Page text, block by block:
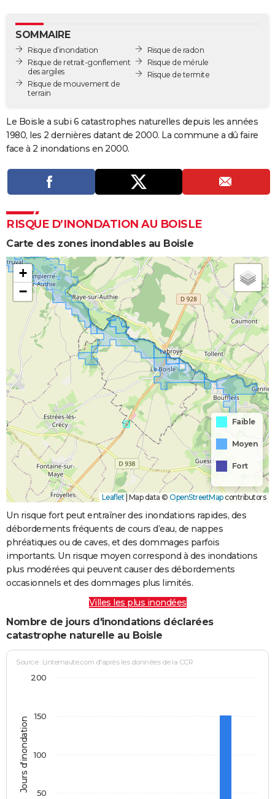
GUIDES D'ACHAT
BONS PLANS
CARTE DE VOEUX
Dictionnaire
Biographies
Citations
Expressions
Proverbes
PROGRAMME TV
Se connecter
Entreprises
Service militaire
Avis de recherche
AVIS DE DÉCÈS
FORUM
SOMMAIRE
Risque d’inondation
Risque de retrait-gonflement
des argiles
Risque de mouvement de
terrain
Risque de radon
Risque de mérule
Risque de termite
Le Boisle a subi 6 catastrophes naturelles depuis les années
1980, les 2 dernières datant de 2000. La commune a dû faire
face à 2 inondations en 2000.
RISQUE D’INONDATION AU BOISLE
Carte des zones inondables au Boisle
+
−
Faible
Moyen
Fort
Leaflet | Map data © OpenStreetMapcontributors
Un risque fort peut entraîner des inondations rapides, des
débordements fréquents de cours d’eau, de nappes
phréatiques ou de caves, et des dommages parfois
importants. Un risque moyen correspond à des inondations
plus modérées qui peuvent causer des débordements
occasionnels et des dommages plus limités.
Villes les plus inondées
Nombre de jours d'inondations déclarées
catastrophe naturelle au Boisle
Jours d'inondation
Source : Linternaute.com d'après les données de la CCR
50
100
150
200